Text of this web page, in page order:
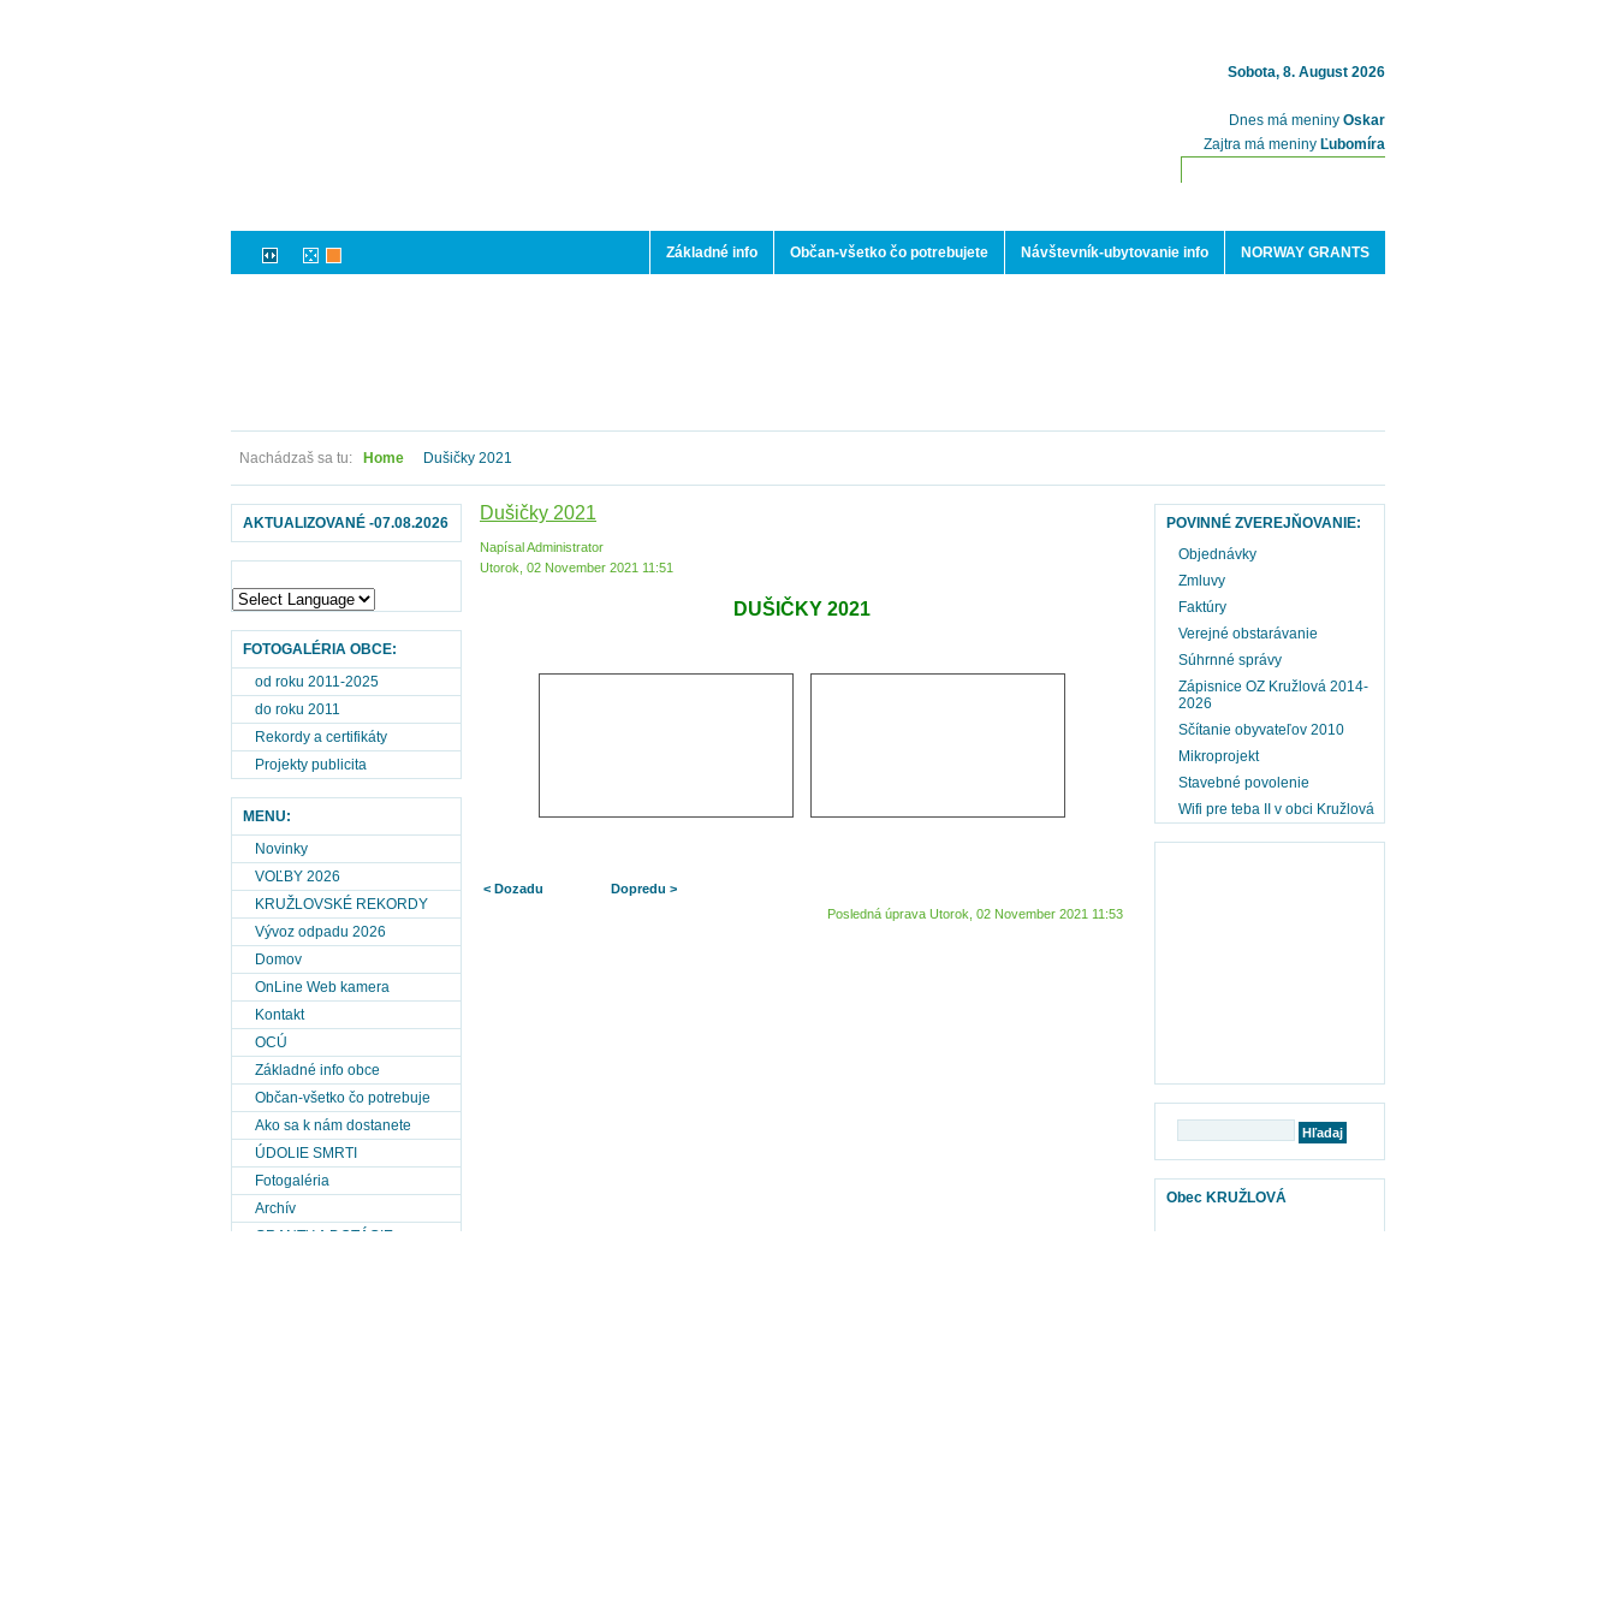
Sobota, 8. August 2026
Dnes má meniny Oskar
Zajtra má meniny Ľubomíra
Základné info Občan-všetko čo potrebujete Návštevník-ubytovanie info NORWAY GRANTS
Nachádzaš sa tu: Home Dušičky 2021
AKTUALIZOVANÉ -07.08.2026
FOTOGALÉRIA OBCE:
od roku 2011-2025
do roku 2011
Rekordy a certifikáty
Projekty publicita
MENU:
Novinky
VOĽBY 2026
KRUŽLOVSKÉ REKORDY
Vývoz odpadu 2026
Domov
OnLine Web kamera
Kontakt
OCÚ
Základné info obce
Občan-všetko čo potrebuje
Ako sa k nám dostanete
ÚDOLIE SMRTI
Fotogaléria
Archív
GRANTY A DOTÁCIE
Dušičky 2021
Napísal Administrator
Utorok, 02 November 2021 11:51
DUŠIČKY 2021
< Dozadu
Dopredu >
Posledná úprava Utorok, 02 November 2021 11:53
POVINNÉ ZVEREJŇOVANIE:
Objednávky
Zmluvy
Faktúry
Verejné obstarávanie
Súhrnné správy
Zápisnice OZ Kružlová 2014-
2026
Sčítanie obyvateľov 2010
Mikroprojekt
Stavebné povolenie
Wifi pre teba II v obci Kružlová
Obec KRUŽLOVÁ